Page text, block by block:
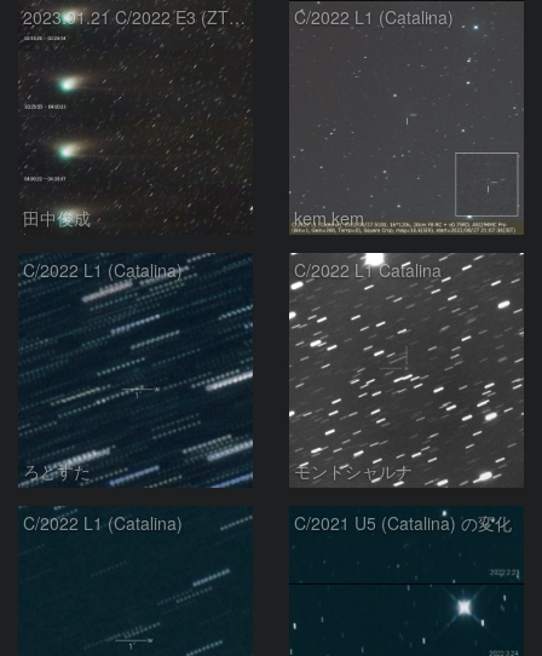
2023.01.21 C/2022 E3 (ZTF) イオンテールの時間発展
田中俊成
C/2022 L1 (Catalina)
kem.kem
C/2022 L1 (Catalina)
ろどすた
C/2022 L1 Catalina
モンドシャルナ
C/2022 L1 (Catalina) C/2021 U5 (Catalina) の変化